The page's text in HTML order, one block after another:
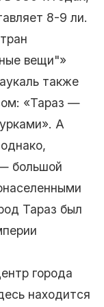
8-9 ли.
вещи"»
также
«Тараз —
А
большой
Тараз был
города
находится